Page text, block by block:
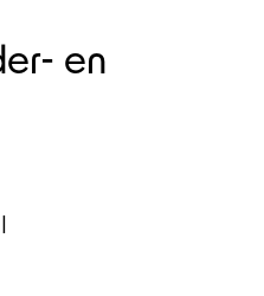
en